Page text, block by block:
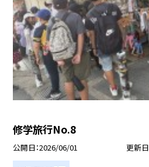
修学旅行No.8
公開日 2026/06/01 更新日